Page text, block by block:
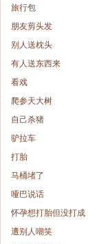
旅行包
朋友剪头发
别人送枕头
有人送东西来
看戏
爬参天大树
自己杀猪
驴拉车
打胎
马桶堵了
哑巴说话
怀孕想打胎但没打成
遭别人嘲笑